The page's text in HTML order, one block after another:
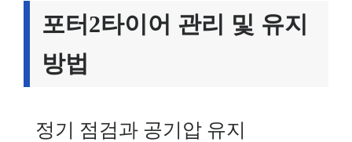
포터2타이어 관리 및 유지
방법
정기 점검과 공기압 유지